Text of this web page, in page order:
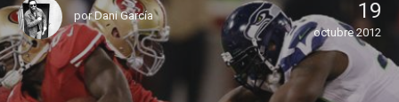
porDani García 19
octubre 2012